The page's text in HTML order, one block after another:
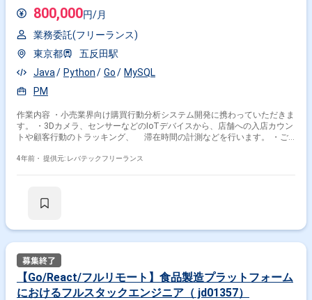
800,000円/月
業務委託(フリーランス)
東京都
五反田駅
Java
Python Go
MySQL
PM
作業内容 ・小売業界向け購買行動分析システム開発に携わっていただきま
す。 ・3Dカメラ、センサーなどのIoTデバイスから、店舗への入店カウン
トや顧客行動のトラッキング、 滞在時間の計測などを行います。 ・ご
ンフラの環境構築など、 幅広くご活躍いただけます。 ・ご経験に応じ
4年前・ 提供元: レバテックフリーランス
【Go/React/フルリモート】食品製造プラットフォーム
におけるフルスタックエンジニア（ jd01357）